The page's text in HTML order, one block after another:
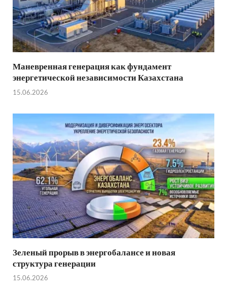
Маневренная генерация как фундамент
энергетической независимости Казахстана
15.06.2026
Зеленый прорыв в энергобалансе и новая
структура генерации
15.06.2026